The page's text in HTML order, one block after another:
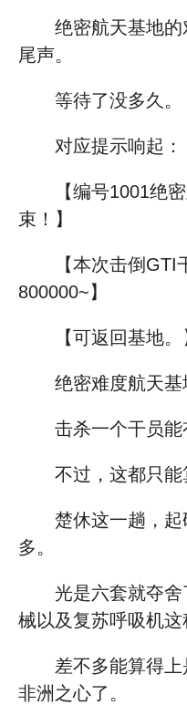
绝密航天基地
尾声。
等待了没多久。
对应提示响起：
【编号1001绝
束！】
【本次击倒GTI
800000~】
【可返回基地。
绝密难度航天基
击杀一个干员能
不过，这都只能
楚休这一趟，
多。
光是六套就夺
械以及复苏呼吸机这
差不多能算得
非洲之心了。